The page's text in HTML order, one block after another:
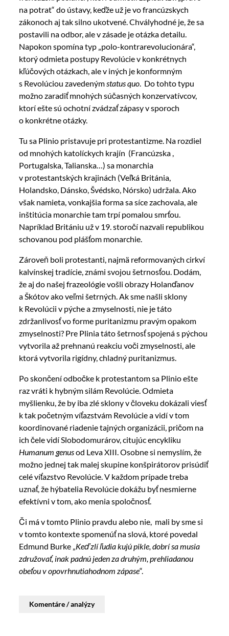
na potrat“ do ústavy, keďže už je vo francúzskych
zákonoch aj tak silno ukotvené. Chvályhodné je, že sa
postavili na odbor, ale v zásade je otázka detailu.
Napokon spomína typ „polo-kontrarevolucionára“,
ktorý odmieta postupy Revolúcie v konkrétnych
kľúčových otázkach, ale v iných je konformným
s Revolúciou zavedenýmstatus quo. Do tohto typu
možno zaradiť mnohých súčasných konzervatívcov,
ktorí ešte sú ochotní zvádzať zápasy v sporoch
o konkrétne otázky.
Tu sa Plinio pristavuje pri protestantizme. Na rozdiel
od mnohých katolíckych krajín (Francúzska ,
Portugalska, Talianska…) sa monarchia
v protestantských krajinách (Veľká Británia,
Holandsko, Dánsko, Švédsko, Nórsko) udržala. Ako
však namieta, vonkajšia forma sa síce zachovala, ale
inštitúcia monarchie tam trpí pomalou smrťou.
Napríklad Britániu už v 19. storočí nazvali republikou
schovanou pod plášťom monarchie.
Zároveň boli protestanti, najmä reformovaných cirkví
kalvínskej tradície, známi svojou šetrnosťou. Dodám,
že aj do našej frazeológie vošli obrazy Holanďanov
a Škótov ako veľmi šetrných. Ak sme našli sklony
k Revolúcii v pýche a zmyselnosti, nie je táto
zdržanlivosť vo forme puritanizmu pravým opakom
zmyselnosti? Pre Plinia táto šetrnosť spojená s pýchou
vytvorila až prehnanú reakciu voči zmyselnosti, ale
ktorá vytvorila rigídny, chladný puritanizmus.
Po skončení odbočke k protestantom sa Plinio ešte
raz vráti k hybným silám Revolúcie. Odmieta
myšlienku, že by iba zlé sklony v človeku dokázali viesť
k tak početným víťazstvám Revolúcie a vidí v tom
koordinované riadenie tajných organizácii, pričom na
ich čele vidí Slobodomurárov, citujúc encykliku
Humanum genusod Leva XIII. Osobne si nemyslím, že
možno jednej tak malej skupine konšpirátorov prisúdiť
celé víťazstvo Revolúcie. V každom prípade treba
uznať, že hýbatelia Revolúcie dokážu byť nesmierne
efektívni v tom, ako menia spoločnosť.
Či má v tomto Plinio pravdu alebo nie, mali by sme si
v tomto kontexte spomenúť na slová, ktoré povedal
Edmund Burke „Keď zlí ľudia kujú pikle, dobrí sa musia
združovať, inak padnú jeden za druhým, prehliadanou
obeťou v opovrhnutiahodnom zápase“.
Komentáre / analýzy